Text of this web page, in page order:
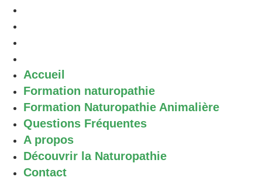
Accueil
Formation naturopathie
Formation Naturopathie Animalière
Questions Fréquentes
A propos
Découvrir la Naturopathie
Contact